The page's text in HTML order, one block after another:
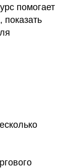
помогает
показать